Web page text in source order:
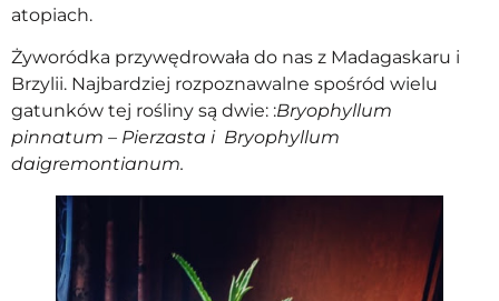
atopiach.
Żyworódka przywędrowała do nas z Madagaskaru i
Brzylii. Najbardziej rozpoznawalne spośród wielu
gatunków tej rośliny są dwie: :Bryophyllum
pinnatum – Pierzasta i Bryophyllum
daigremontianum.